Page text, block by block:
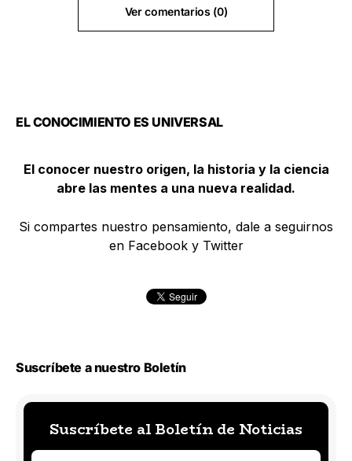
Ver comentarios (0)
EL CONOCIMIENTO ES UNIVERSAL
El conocer nuestro origen, la historia y la ciencia
abre las mentes a una nueva realidad.
Si compartes nuestro pensamiento, dale a seguirnos
en Facebook y Twitter
Suscríbete a nuestro Boletín
Suscríbete al Boletín de Noticias